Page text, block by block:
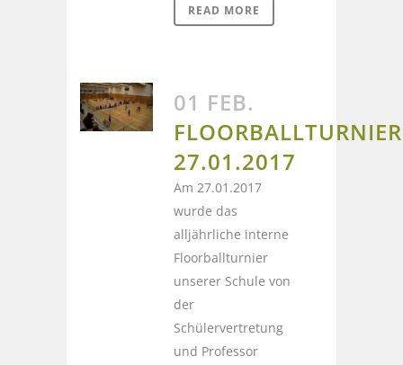
READ MORE
01 FEB.
FLOORBALLTURNIER
27.01.2017
Am 27.01.2017
wurde das
alljährliche interne
Floorballturnier
unserer Schule von
der
Schülervertretung
und Professor